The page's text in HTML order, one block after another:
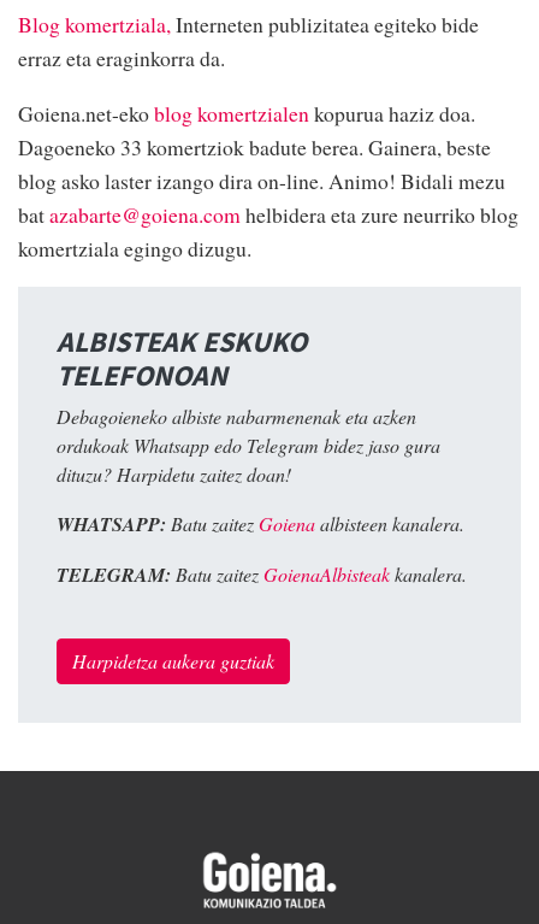
Blog komertziala,Interneten publizitatea egiteko bide
erraz eta eraginkorra da.
Goiena.net-ekoblog komertzialenkopurua haziz doa.
Dagoeneko 33 komertziok badute berea. Gainera, beste
blog asko laster izango dira on-line. Animo! Bidali mezu
batazabarte@goiena.comhelbidera eta zure neurriko blog
komertziala egingo dizugu.
ALBISTEAK ESKUKO
TELEFONOAN
Debagoieneko albiste nabarmenenak eta azken
ordukoak Whatsapp edo Telegram bidez jaso gura
dituzu? Harpidetu zaitez doan!
WHATSAPP: Batu zaitezGoienaalbisteen kanalera.
TELEGRAM: Batu zaitezGoienaAlbisteakkanalera.
Harpidetza aukera guztiak